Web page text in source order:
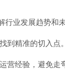
业发展趋势和未
到精准的切入点。
营经验，避免走